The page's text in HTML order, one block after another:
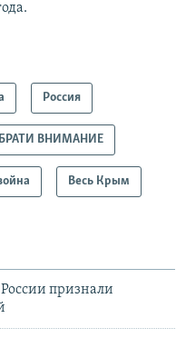
Россия
ВНИМАНИЕ
Весь Крым
признали